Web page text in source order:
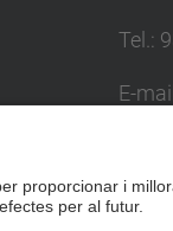
Tel.:
E-